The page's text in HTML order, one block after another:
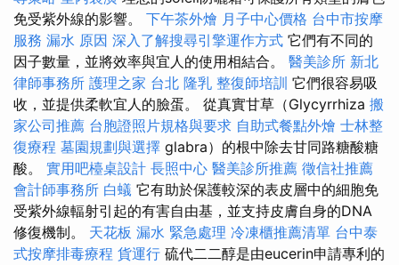
免受紫外線的影響。 下午茶外燴 月子中心價格 台中市按摩
服務 漏水 原因 深入了解搜尋引擎運作方式 它們有不同的
因子數量，並將效率與宜人的使用相結合。 醫美診所 新北
律師事務所 護理之家 台北 隆乳 整復師培訓 它們很容易吸
收，並提供柔軟宜人的臉蛋。 從真實甘草（Glycyrrhiza 搬
家公司推薦 台胞證照片規格與要求 自助式餐點外燴 士林整
復療程 墓園規劃與選擇 glabra）的根中除去甘同路糖酸糖
酸。 實用吧檯桌設計 長照中心 醫美診所推薦 徵信社推薦
會計師事務所 白蟻 它有助於保護較深的表皮層中的細胞免
受紫外線輻射引起的有害自由基，並支持皮膚自身的DNA
修復機制。 天花板 漏水 緊急處理 冷凍櫃推薦清單 台中泰
式按摩排毒療程 貨運行 硫代二二醇是由eucerin申請專利的